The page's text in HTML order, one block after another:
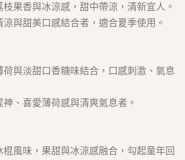
果香與冰涼感，甜中帶涼，清新宜人。
與甜美口感結合者，適合夏季使用。
荷與淡甜口香糖味結合，口感刺激、氣息
、喜愛薄荷感與清爽氣息者。
棍風味，果甜與冰涼感融合，勾起童年回